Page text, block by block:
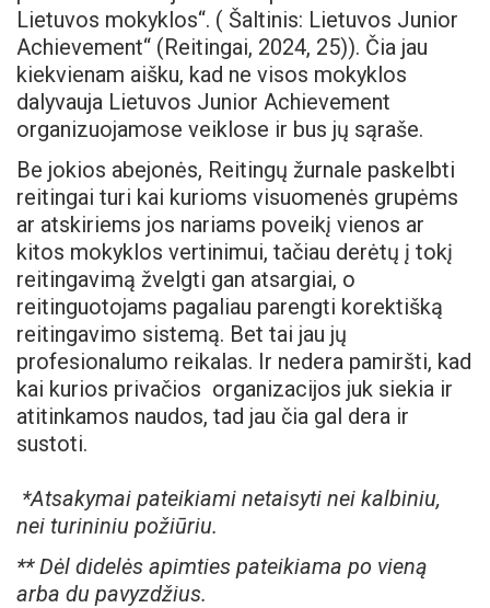
Lietuvos mokyklos“. ( Šaltinis: Lietuvos Junior
Achievement“ (Reitingai, 2024, 25)). Čia jau
kiekvienam aišku, kad ne visos mokyklos
dalyvauja Lietuvos Junior Achievement
organizuojamose veiklose ir bus jų sąraše.
Be jokios abejonės, Reitingų žurnale paskelbti
reitingai turi kai kurioms visuomenės grupėms
ar atskiriems jos nariams poveikį vienos ar
kitos mokyklos vertinimui, tačiau derėtų į tokį
reitingavimą žvelgti gan atsargiai, o
reitinguotojams pagaliau parengti korektišką
reitingavimo sistemą. Bet tai jau jų
profesionalumo reikalas. Ir nedera pamiršti, kad
kai kurios privačios organizacijos juk siekia ir
atitinkamos naudos, tad jau čia gal dera ir
sustoti.
*Atsakymai pateikiami netaisyti nei kalbiniu,
nei turininiu požiūriu.
** Dėl didelės apimties pateikiama po vieną
arba du pavyzdžius.